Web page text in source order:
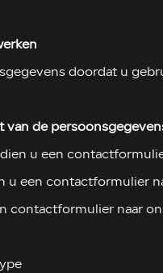
doordat u
de
u een
u een contactformulier
contactformulier naar